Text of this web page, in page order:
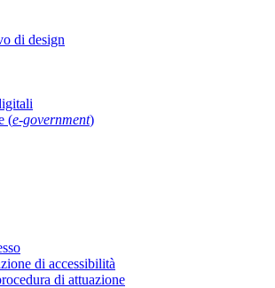
di design
(e-government)
di accessibilità
di attuazione